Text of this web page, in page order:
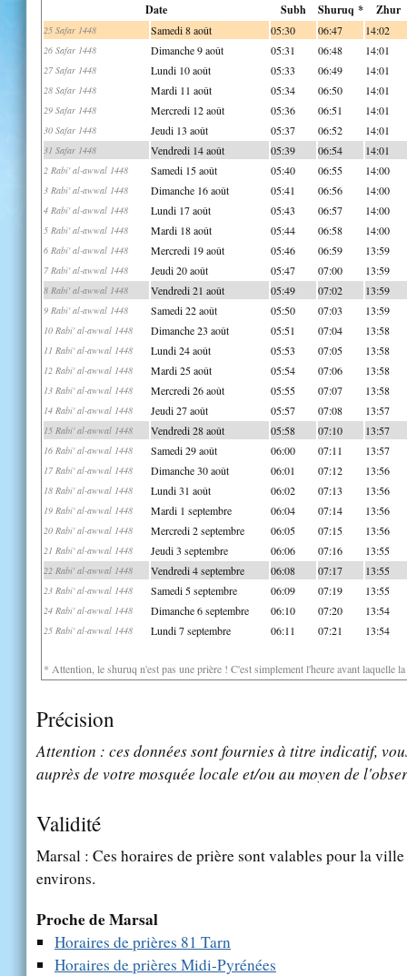
Date Subh Shuruq * Zhur
25 Safar 1448 Samedi 8 août 05:30 06:47 14:02
26 Safar 1448 Dimanche 9 août 05:31 06:48 14:01
27 Safar 1448 Lundi 10 août 05:33 06:49 14:01
28 Safar 1448 Mardi 11 août 05:34 06:50 14:01
29 Safar 1448 Mercredi 12 août 05:36 06:51 14:01
30 Safar 1448 Jeudi 13 août 05:37 06:52 14:01
31 Safar 1448 Vendredi 14 août 05:39 06:54 14:01
2 Rabi' al-awwal 1448 Samedi 15 août 05:40 06:55 14:00
3 Rabi' al-awwal 1448 Dimanche 16 août 05:41 06:56 14:00
4 Rabi' al-awwal 1448 Lundi 17 août 05:43 06:57 14:00
5 Rabi' al-awwal 1448 Mardi 18 août 05:44 06:58 14:00
6 Rabi' al-awwal 1448 Mercredi 19 août 05:46 06:59 13:59
7 Rabi' al-awwal 1448 Jeudi 20 août 05:47 07:00 13:59
8 Rabi' al-awwal 1448 Vendredi 21 août 05:49 07:02 13:59
9 Rabi' al-awwal 1448 Samedi 22 août 05:50 07:03 13:59
10 Rabi' al-awwal 1448 Dimanche 23 août 05:51 07:04 13:58
11 Rabi' al-awwal 1448 Lundi 24 août 05:53 07:05 13:58
12 Rabi' al-awwal 1448 Mardi 25 août 05:54 07:06 13:58
13 Rabi' al-awwal 1448 Mercredi 26 août 05:55 07:07 13:58
14 Rabi' al-awwal 1448 Jeudi 27 août 05:57 07:08 13:57
15 Rabi' al-awwal 1448 Vendredi 28 août 05:58 07:10 13:57
16 Rabi' al-awwal 1448 Samedi 29 août 06:00 07:11 13:57
17 Rabi' al-awwal 1448 Dimanche 30 août 06:01 07:12 13:56
18 Rabi' al-awwal 1448 Lundi 31 août 06:02 07:13 13:56
19 Rabi' al-awwal 1448 Mardi 1 septembre 06:04 07:14 13:56
20 Rabi' al-awwal 1448 Mercredi 2 septembre 06:05 07:15 13:56
21 Rabi' al-awwal 1448 Jeudi 3 septembre 06:06 07:16 13:55
22 Rabi' al-awwal 1448 Vendredi 4 septembre 06:08 07:17 13:55
23 Rabi' al-awwal 1448 Samedi 5 septembre 06:09 07:19 13:55
24 Rabi' al-awwal 1448 Dimanche 6 septembre 06:10 07:20 13:54
25 Rabi' al-awwal 1448 Lundi 7 septembre 06:11 07:21 13:54
* Attention, le shuruq n'est pas une prière ! C'est simplement l'heure avant laquelle
Précision
Attention : ces données sont fournies à titre indicatif,
auprès de votre mosquée locale et/ou au moyen de
Validité
Marsal : Ces horaires de prière sont valables pour la
environs.
Proche de Marsal
Horaires de prières 81 Tarn
Horaires de prières Midi-Pyrénées